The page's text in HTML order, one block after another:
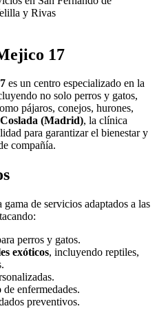
y Rivas
17
es un centro especializado en la
no solo perros y gatos,
pájaros, conejos, hurones,
Coslada (Madrid), la clínica
para garantizar el bienestar y
compañía.
de servicios adaptados a las
perros y gatos.
exóticos, incluyendo reptiles,
de enfermedades.
preventivos.